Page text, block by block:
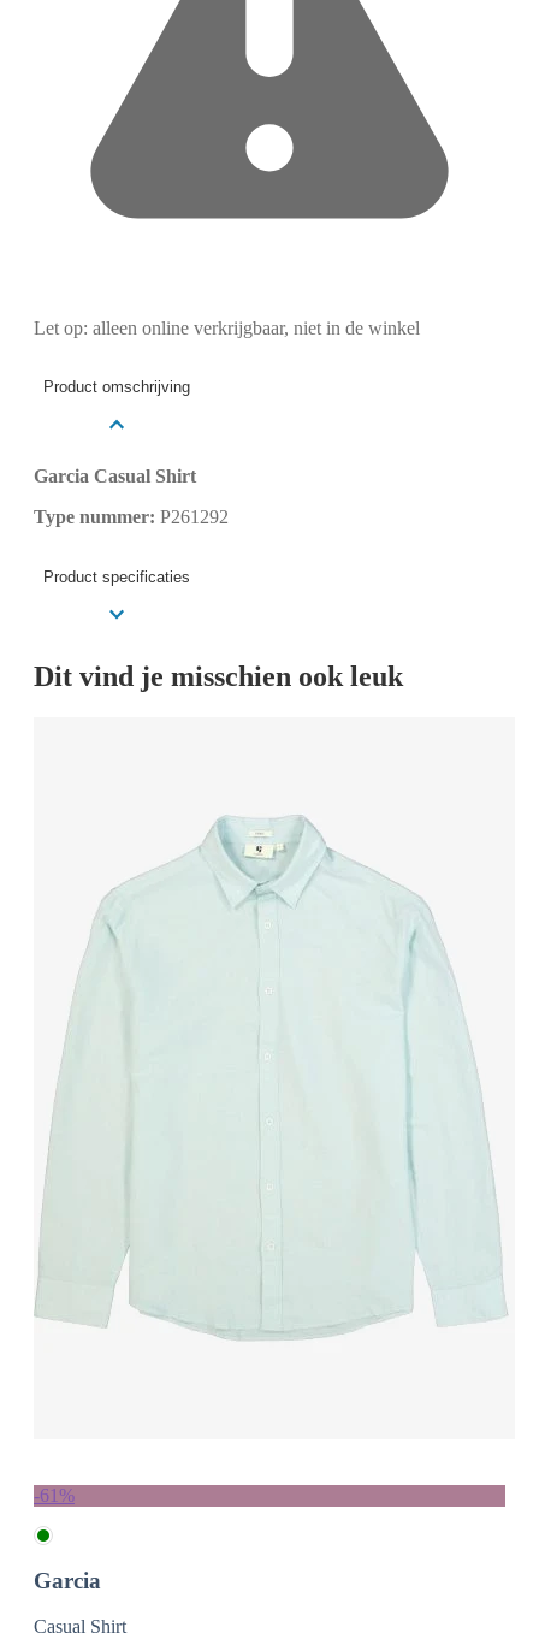
Let op: alleen online verkrijgbaar, niet in de winkel
Product omschrijving
Garcia Casual Shirt
Type nummer: P261292
Product specificaties
Dit vind je misschien ook leuk
-61%
Garcia
Casual Shirt